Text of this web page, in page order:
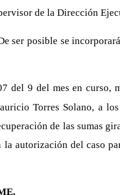
de la Dirección
ser posible se
9 del mes en curso,
Torres Solano, a
de las sumas
autorización del caso